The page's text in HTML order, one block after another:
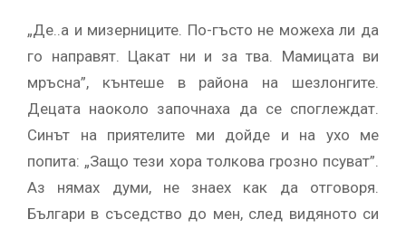
„Де..а и мизерниците. По-гъсто не можеха ли да
го направят. Цакат ни и за тва. Мамицата ви
мръсна”, кънтеше в района на шезлонгите.
Децата наоколо започнаха да се споглеждат.
Синът на приятелите ми дойде и на ухо ме
попита: „Защо тези хора толкова грозно псуват”.
Аз нямах думи, не знаех как да отговоря.
Българи в съседство до мен, след видяното си